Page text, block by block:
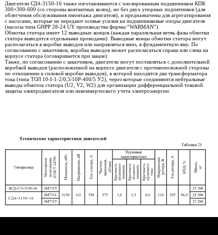
Двигатели СД4-3150-16 также изготавливаются с изолированным подшипником КПК
300×300-600 (со стороны контактных колец), но без двух упорных подпятников (для
облегчения обслуживания имонтажа двигателя), и предназначены для агрегатирования
с насосами, которые не передают осевые усилия на подшипниковые опоры двигателя
(насосы типа GHPP 28-24 UY производства фирмы “WARMAN”).
Обмотка статора имеет 12 выводных концов (каждая параллельная ветвь фазы обмотки
статора выводится отдельными проводами). Выводные концы обмотки статора могут
располагаться в коробке выводов или направляться вниз, в фундаментную яму. По
согласованию с заказчиком, коробка выводов может располагаться справа или слева на
корпусе статора (оговаривается при заказе).
Также, по согласованию с заказчиком, двигатели могут поставляться с дополнительной
коробкой выводов (расположенной на корпусе двигателя с противоположной стороны
по отношению к силовой коробке выводов), в которой находятся два трансформатора
тока (типа ТОЛ 10-I-1-2/0,5/10Р-400/5 У2), через которые соединяются нейтральные
выводы обмоток статора (U2, V2, W2) для организации дифференциальной токовой
защиты электродвигателя или некоммерческого учета электроэнергии.